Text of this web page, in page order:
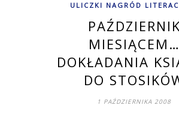
ULICZKI NAGRÓD
PAŹDZIERNIK
MIESIĄCEM…
DOKŁADANIA
DO
1 PAŹDZIERNIKA 2008